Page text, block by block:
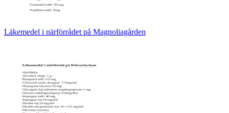
Läkemedel i närförrådet på Magnoliagården